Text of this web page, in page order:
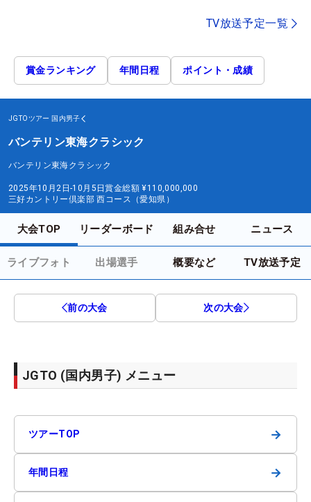
TV放送予定一覧
賞金ランキング 年間日程 ポイント・成績
JGTOツアー 国内男子
バンテリン東海クラシック
バンテリン東海クラシック
2025年10月2日-10月5日賞金総額 ¥110,000,000
三好カントリー倶楽部 西コース（愛知県）
大会TOP リーダーボード 組み合せ ニュース
ライブフォト 出場選手 概要など TV放送予定
前の大会 次の大会
JGTO (国内男子) メニュー
ツアーTOP →
年間日程 →